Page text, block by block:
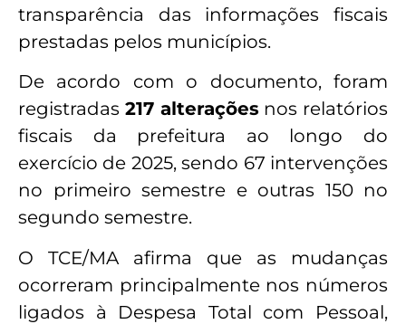
transparência das informações fiscais
prestadas pelos municípios.
De acordo com o documento, foram
registradas 217 alterações nos relatórios
fiscais da prefeitura ao longo do
exercício de 2025, sendo 67 intervenções
no primeiro semestre e outras 150 no
segundo semestre.
O TCE/MA afirma que as mudanças
ocorreram principalmente nos números
ligados à Despesa Total com Pessoal,